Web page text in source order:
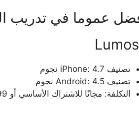
عموما في تدريب
تصنيف iPhone: 4.7 نجوم
تصنيف Android: 4.5 نجوم
التكلفة: مجانًا للاشتراك الأساسي أو 11.99 دولارًا شهريًا للاشتراك القياسي